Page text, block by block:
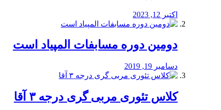
اکتبر 12, 2023
دومین دوره مسابفات المپیاد است
دسامبر 19, 2019
کلاس تئوری مربی گری درجه ۳ آقا